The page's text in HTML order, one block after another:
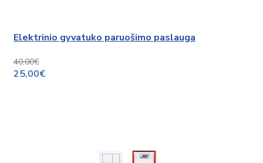
Elektrinio gyvatuko paruošimo paslauga
40,00€
25,00€